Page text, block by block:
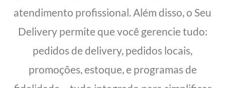
atendimento profissional. Além disso, o Seu
Delivery permite que você gerencie tudo:
pedidos de delivery, pedidos locais,
promoções, estoque, e programas de